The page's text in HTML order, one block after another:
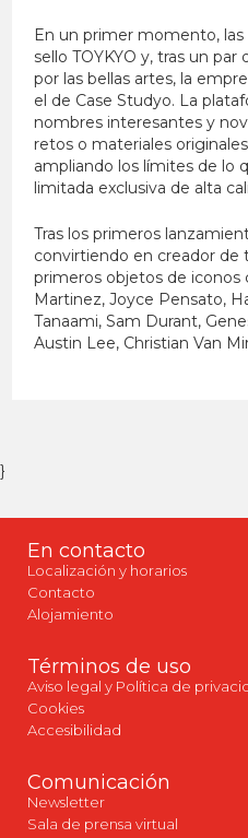
En un primer momento, las
sello TOYKYO y, tras un
por las bellas artes, la
el de Case Studyo. La
nombres interesantes y
retos o materiales
ampliando los límites de lo
limitada exclusiva de alta
Tras los primeros
convirtiendo en creador de
primeros objetos de iconos
Martinez, Joyce Pensato,
Tanaami, Sam Durant,
Austin Lee, Christian Van
}
En contacto
Localización y horarios
Contacto
Alojamiento
Términos de uso
Aviso legal y Política de
Cookies
Accesibilidad
Comunicación
Newsletter
Sala de prensa virtual